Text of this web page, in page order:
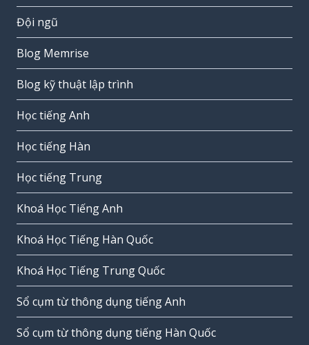
Đội ngũ
Blog Memrise
Blog kỹ thuật lập trình
Học tiếng Anh
Học tiếng Hàn
Học tiếng Trung
Khoá Học Tiếng Anh
Khoá Học Tiếng Hàn Quốc
Khoá Học Tiếng Trung Quốc
Sổ cụm từ thông dụng tiếng Anh
Sổ cụm từ thông dụng tiếng Hàn Quốc